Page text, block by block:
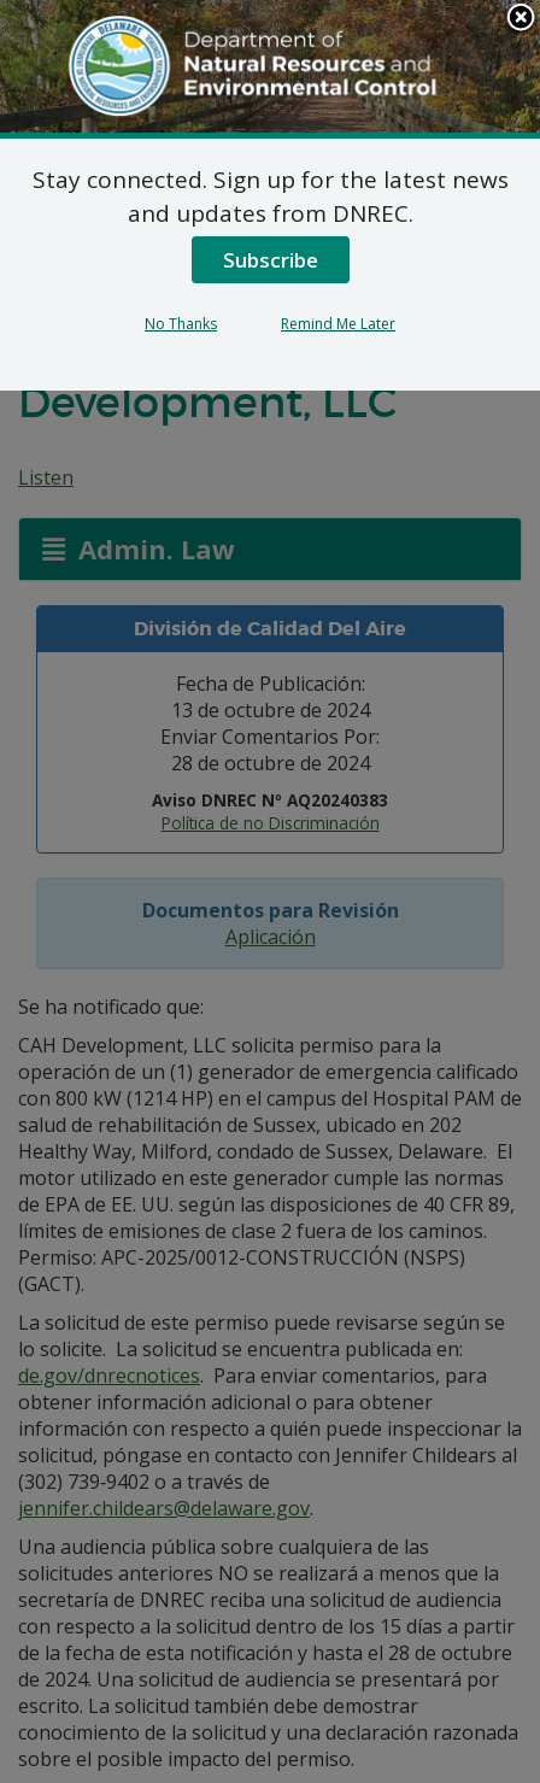
Search
This
Site
DNREC Menu
7 DE Código Admin.
1102 Solicitudes de
Permisos Menores
Development, LLC
Listen
Admin. Law
División de Calidad Del Aire
Fecha de Publicación:
13 de octubre de 2024
Enviar Comentarios Por:
28 de octubre de 2024
Aviso DNREC Nº AQ20240383
Política de no Discriminación
Documentos para Revisión
Aplicación
Se ha notificado que:
CAH Development, LLC solicita permiso para la
operación de un (1) generador de emergencia calificado
con 800 kW (1214 HP) en el campus del Hospital PAM de
salud de rehabilitación de Sussex, ubicado en 202
Healthy Way, Milford, condado de Sussex, Delaware. El
motor utilizado en este generador cumple las normas
de EPA de EE. UU. según las disposiciones de 40 CFR 89,
límites de emisiones de clase 2 fuera de los caminos.
Permiso: APC-2025/0012-CONSTRUCCIÓN (NSPS)
(GACT).
La solicitud de este permiso puede revisarse según se
lo solicite. La solicitud se encuentra publicada en:
de.gov/dnrecnotices. Para enviar comentarios, para
obtener información adicional o para obtener
información con respecto a quién puede inspeccionar la
solicitud, póngase en contacto con Jennifer Childears al
(302) 739‑9402 o a través de
jennifer.childears@delaware.gov.
Una audiencia pública sobre cualquiera de las
solicitudes anteriores NO se realizará a menos que la
secretaría de DNREC reciba una solicitud de audiencia
con respecto a la solicitud dentro de los 15 días a partir
de la fecha de esta notificación y hasta el 28 de octubre
de 2024. Una solicitud de audiencia se presentará por
escrito. La solicitud también debe demostrar
conocimiento de la solicitud y una declaración razonada
sobre el posible impacto del permiso.
Stay connected. Sign up for the latest news
and updates from DNREC.
Subscribe
No Thanks Remind Me Later